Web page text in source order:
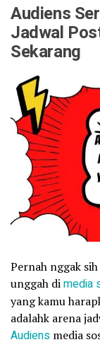
Audiens
Jadwal
Sekarang
Pernah nggak
unggah dimedia
yang kamu
adalahk arena
Audiens media